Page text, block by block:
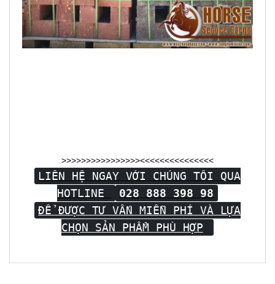
>>>>>>>>>>>>>>>><<<<<<<<<<<<<<<
LIÊN HỆ NGAY VỚI CHÚNG TÔI QUA
HOTLINE
028 888 398 98
ĐỂ ĐƯỢC TƯ VẤN MIỄN PHÍ VÀ LỰA
CHỌN SẢN PHẨM PHÙ HỢP